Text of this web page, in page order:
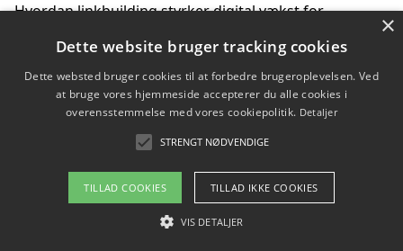
Hvordan linkbuilding styrker digital vækst for
Sådan har udviklingen inden for genbrug af elektronik
ændret sig
Copyright 2026 - Pilanto Aps
Om / kontakt
×
Dette website bruger tracking cookies
Dette websted bruger cookies til at forbedre brugeroplevelsen. Ved
at bruge vores hjemmeside accepterer du alle cookies i
overensstemmelse med vores cookiepolitik. Detaljer
STRENGT NØDVENDIGE
TILLAD COOKIES TILLAD IKKE COOKIES
VIS DETALJER